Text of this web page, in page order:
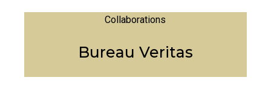
Collaborations
Bureau Veritas